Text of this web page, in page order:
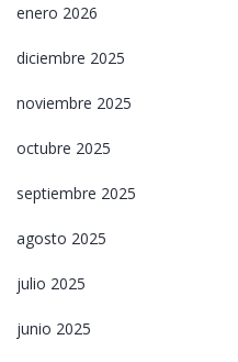
enero 2026
diciembre 2025
noviembre 2025
octubre 2025
septiembre 2025
agosto 2025
julio 2025
junio 2025